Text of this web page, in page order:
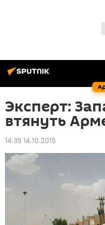
Эксперт:
втянуть
14:35 14.10.2015